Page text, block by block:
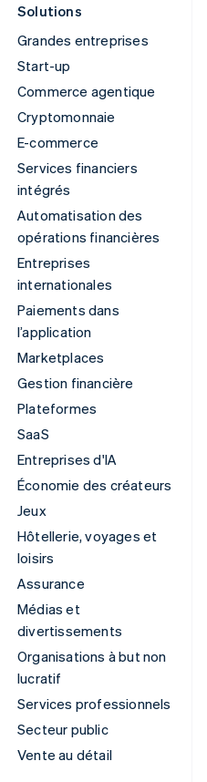
Solutions
Grandes entreprises
Start-up
Commerce agentique
Cryptomonnaie
E-commerce
Services financiers
intégrés
Automatisation des
opérations financières
Entreprises
internationales
Paiements dans
l’application
Marketplaces
Gestion financière
Plateformes
SaaS
Entreprises d'IA
Économie des créateurs
Jeux
Hôtellerie, voyages et
loisirs
Assurance
Médias et
divertissements
Organisations à but non
lucratif
Services professionnels
Secteur public
Vente au détail